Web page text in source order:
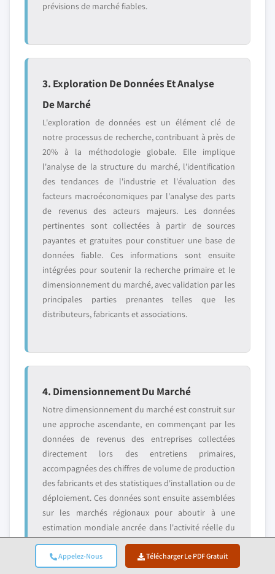
Appelez-Nous Télécharger Le PDF Gratuit
prévisions de marché fiables.
3. Exploration De Données Et Analyse
De Marché
L'exploration de données est un élément clé de
notre processus de recherche, contribuant à près de
20% à la méthodologie globale. Elle implique
l'analyse de la structure du marché, l'identification
des tendances de l'industrie et l'évaluation des
facteurs macroéconomiques par l'analyse des parts
de revenus des acteurs majeurs. Les données
pertinentes sont collectées à partir de sources
payantes et gratuites pour constituer une base de
données fiable. Ces informations sont ensuite
intégrées pour soutenir la recherche primaire et le
dimensionnement du marché, avec validation par les
principales parties prenantes telles que les
distributeurs, fabricants et associations.
4. Dimensionnement Du Marché
Notre dimensionnement du marché est construit sur
une approche ascendante, en commençant par les
données de revenus des entreprises collectées
directement lors des entretiens primaires,
accompagnées des chiffres de volume de production
des fabricants et des statistiques d'installation ou de
déploiement. Ces données sont ensuite assemblées
sur les marchés régionaux pour aboutir à une
estimation mondiale ancrée dans l'activité réelle du
secteur.